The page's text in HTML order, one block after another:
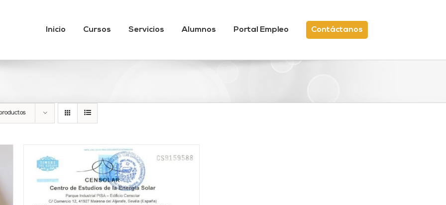
Inicio Cursos Servicios Alumnos Portal Empleo Contáctanos